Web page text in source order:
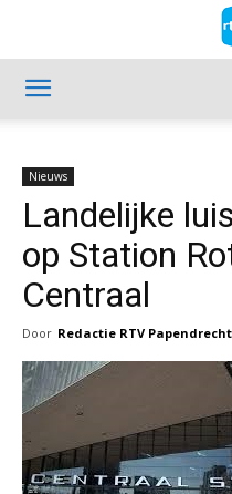
Nieuws
Landelijke
op Station
Centraal
Door Redactie RTV Papendrecht